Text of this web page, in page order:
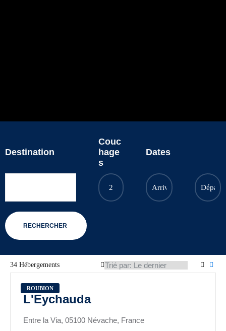
Destination
Couc
hage
s
Dates
34 Hébergements
ROUBION
L'Eychauda
Entre la Via, 05100 Névache, France